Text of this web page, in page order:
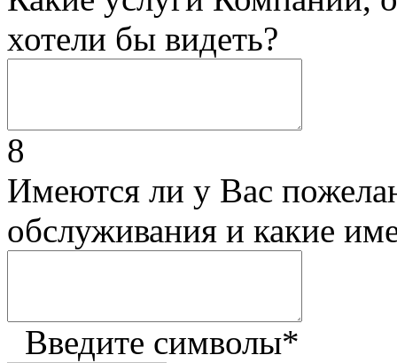
хотели бы видеть?
8
Имеются ли у Вас
обслуживания и какие
Введите символы*